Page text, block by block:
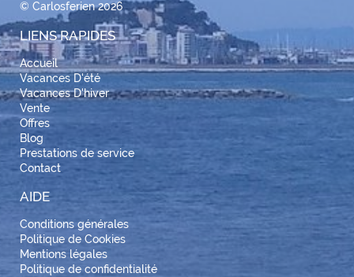
© Carlosferien 2026
LIENS RAPIDES
Accueil
Vacances D'été
Vacances D'hiver
Vente
Offres
Blog
Prestations de service
Contact
AIDE
Conditions générales
Politique de Cookies
Mentions légales
Politique de confidentialité